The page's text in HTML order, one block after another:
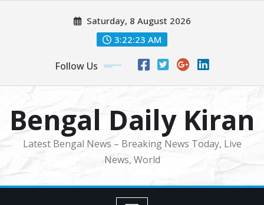
Saturday, 8 August 2026
3:22:25 AM
Follow Us
Bengal Daily Kiran
Latest Bengal News – Breaking News Today, Live
News, World